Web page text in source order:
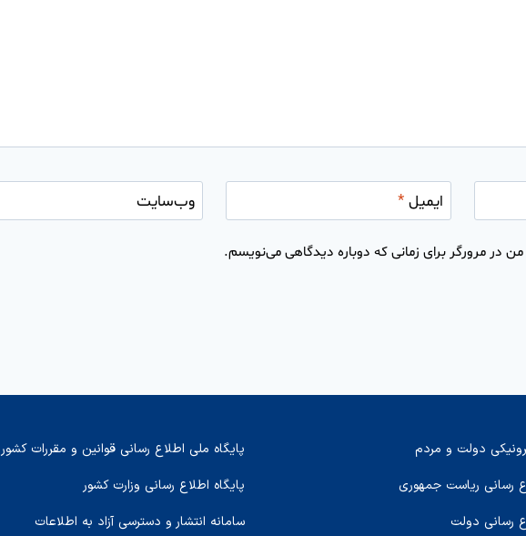
ایمیل * وب‌سایت
در مرورگر برای زمانی که دوباره دیدگاهی می‌نویسم.
دولت و مردم
رسانی ریاست جمهوری
رسانی دولت
پایگاه ملی اطلاع رسانی قوانین و مقررات کشور
پایگاه اطلاع رسانی وزارت کشور
سامانه انتشار و دسترسی آزاد به اطلاعات